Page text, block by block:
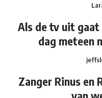
Als de tv uit gaat
dag meteen
Zanger Rinus en